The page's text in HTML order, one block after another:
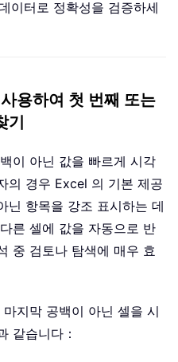
이터로 정확성을 검증하세
용하여 첫 번째 또는
기
이 아닌 값을 빠르게 시각
의 경우 Excel 의 기본 제공
닌 항목을 강조 표시하는 데
른 셀에 값을 자동으로 반
중 검토나 탐색에 매우 효
지막 공백이 아닌 셀을 시
같습니다：